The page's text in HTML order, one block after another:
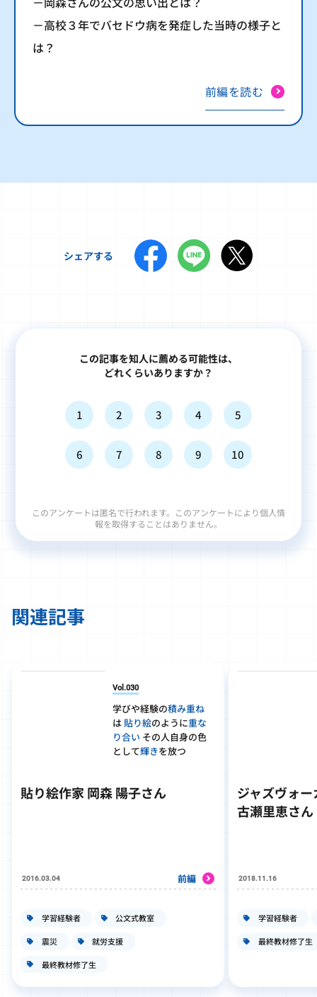
－高校３年でバセドウ病を発症した当時の様子と
は？
前編を読む
シェアする
この記事を知人に薦める可能性は、
どれくらいありますか？
1 2 3 4 5
6 7 8 9 10
このアンケートは匿名で行われます。このアンケートにより個人情
報を取得することはありません。
関連記事
Vol.030
学びや経験の積み重ね
は 貼り絵のように重な
り合い その人自身の色
として輝きを放つ
貼り絵作家 岡森 陽子さん
2016.03.04 前編
学習経験者 公文式教室
震災 就労支援
最終教材修了生
ジャズヴォ
古瀬里恵さん
2018.11.16
学習経験者
最終教材修了生